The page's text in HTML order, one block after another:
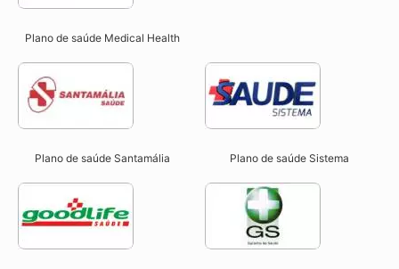
Plano de saúde Medical Health
Plano de saúde Santamália Plano de saúde Sistema